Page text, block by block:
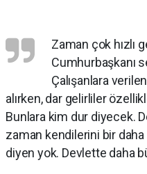
Zaman çok hızlı
Cumhurbaşkanı
Çalışanlara
alırken, dar gelirliler
Bunlara kim dur diyecek.
zaman kendilerini bir daha
diyen yok. Devlette daha